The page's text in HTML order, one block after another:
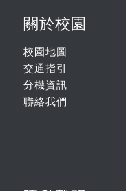
關於校園
校園地圖
交通指引
分機資訊
聯絡我們